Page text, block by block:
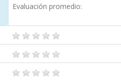
Evaluación promedio: